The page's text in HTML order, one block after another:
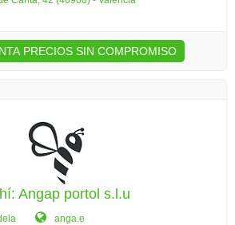
PRECIOS SIN COMPROMISO
Angap portol s.l.u
anga.e